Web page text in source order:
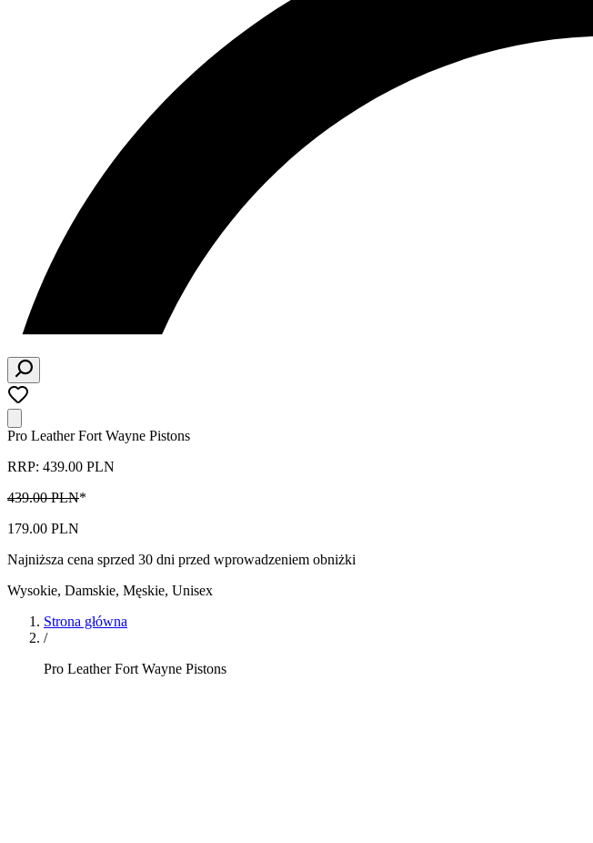
Pro Leather Fort Wayne Pistons
RRP: 439.00 PLN
439.00 PLN*
179.00 PLN
Najniższa cena sprzed 30 dni przed wprowadzeniem obniżki
Wysokie, Damskie, Męskie, Unisex
Strona główna
/
Pro Leather Fort Wayne Pistons